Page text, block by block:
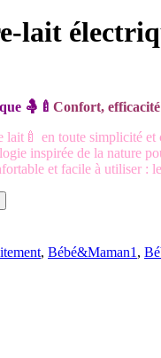
lait
د.م.2,159.00.
🤱🍼 Confort,
lait🍼 en toute simplicité et
inspirée de la nature
et facile à utiliser :
, Bébé&Maman1 ,